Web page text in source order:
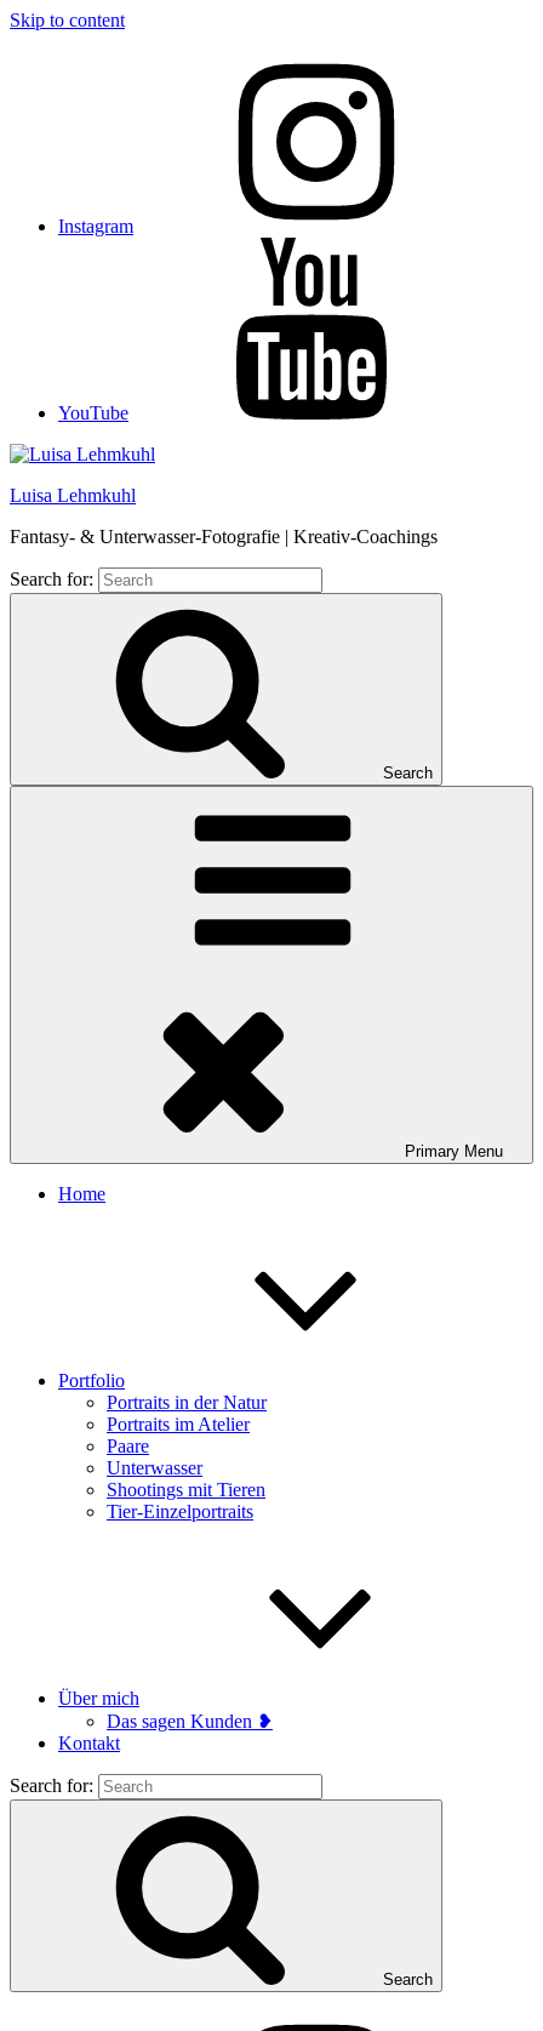
Skip to content
Instagram
YouTube
Luisa Lehmkuhl
Fantasy- & Unterwasser-Fotografie | Kreativ-Coachings
Search for:
Search
Primary Menu
Home
Portfolio
Portraits in der Natur
Portraits im Atelier
Paare
Unterwasser
Shootings mit Tieren
Tier-Einzelportraits
Über mich
Das sagen Kunden ❥
Kontakt
Search for:
Search